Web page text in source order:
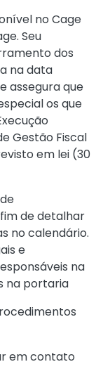
no Cage
Seu
dos
na data
assegura que
os que
Gestão Fiscal
em lei (30
de detalhar
no calendário.
e
na
na portaria
em contato